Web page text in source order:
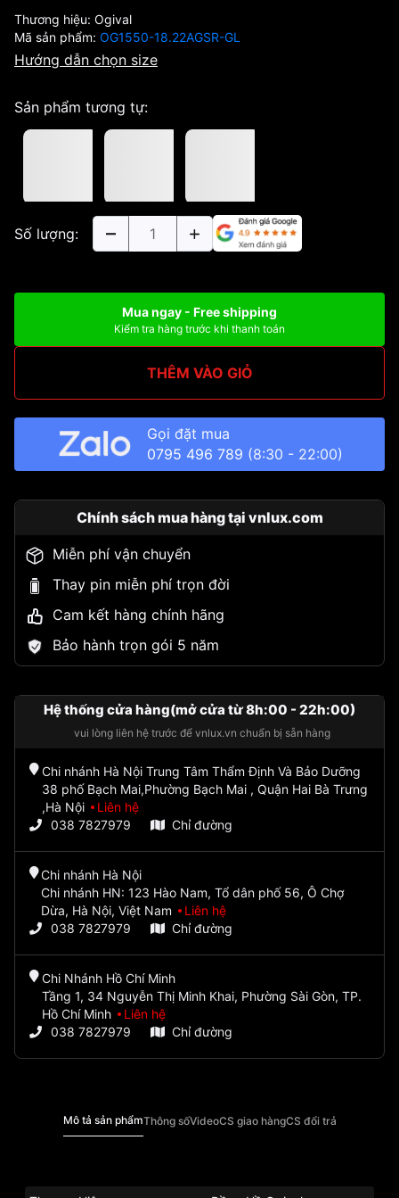
Thương hiệu: Ogival
Mã sản phẩm: OG1550-18.22AGSR-GL
Hướng dẫn chọn size
Sản phẩm tương tự:
Số lượng:
Mua ngay - Free shipping
Kiểm tra hàng trước khi thanh toán
THÊM VÀO GIỎ
Gọi đặt mua
0795 496 789 (8:30 - 22:00)
Chính sách mua hàng tại vnlux.com
Miễn phí vận chuyển
Thay pin miễn phí trọn đời
Cam kết hàng chính hãng
Bảo hành trọn gói 5 năm
Hệ thống cửa hàng(mở cửa từ 8h:00 - 22h:00)
vui lòng liên hệ trước để vnlux.vn chuẩn bị sẵn hàng
Chi nhánh Hà Nội Trung Tâm Thẩm Định Và Bảo Dưỡng
38 phố Bạch Mai,Phường Bạch Mai , Quận Hai Bà Trưng
,Hà Nội
Liên hệ
038 7827979
Chỉ đường
Chi nhánh Hà Nội
Chi nhánh HN: 123 Hào Nam, Tổ dân phố 56, Ô Chợ
Dừa, Hà Nội, Việt Nam
Liên hệ
038 7827979
Chỉ đường
Chi Nhánh Hồ Chí Minh
Tầng 1, 34 Nguyễn Thị Minh Khai, Phường Sài Gòn, TP.
Hồ Chí Minh
Liên hệ
038 7827979
Chỉ đường
Mô tả sản phẩmThông sốVideoCS giao hàngCS đổi trả